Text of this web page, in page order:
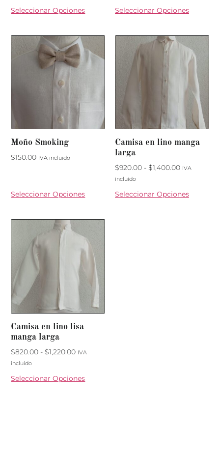
Seleccionar Opciones Seleccionar Opciones
Moño Smoking
$150.00 IVA incluido
Seleccionar Opciones
Camisa en lino manga
larga
$920.00 - $1,400.00 IVA
incluido
Seleccionar Opciones
Camisa en lino lisa
manga larga
$820.00 - $1,220.00 IVA
incluido
Seleccionar Opciones